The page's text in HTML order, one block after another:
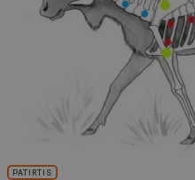
PATIRTIS